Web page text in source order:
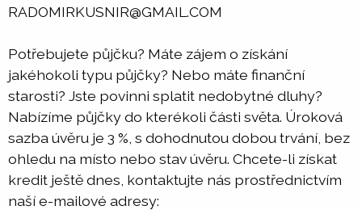
RADOMIRKUSNIR@GMAIL.COM
Potřebujete půjčku? Máte zájem o získání
jakéhokoli typu půjčky? Nebo máte finanční
starosti? Jste povinni splatit nedobytné dluhy?
Nabízíme půjčky do kterékoli části světa. Úroková
sazba úvěru je 3 %, s dohodnutou dobou trvání, bez
ohledu na místo nebo stav úvěru. Chcete-li získat
kredit ještě dnes, kontaktujte nás prostřednictvím
naší e-mailové adresy: